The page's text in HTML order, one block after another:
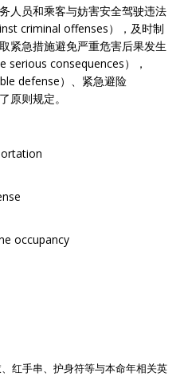
人员和乘客与妨害安全驾驶违法
criminal offenses），及时制
紧急措施避免严重危害后果发生
serious consequences），
defense）、紧急避险
原则规定。
occupancy
红手串、护身符等与本命年相关英